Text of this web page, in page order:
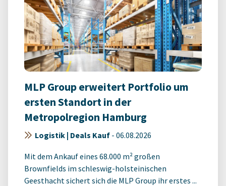
MLP Group erweitert Portfolio um
ersten Standort in der
Metropolregion Hamburg
Logistik | Deals Kauf - 06.08.2026
Mit dem Ankauf eines 68.000 m² großen
Brownfields im schleswig-holsteinischen
Geesthacht sichert sich die MLP Group ihr erstes ...